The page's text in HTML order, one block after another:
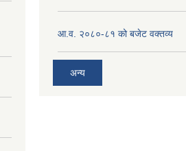
आ.व. २०८०-८१ को बजेट वक्तव्य
अन्य